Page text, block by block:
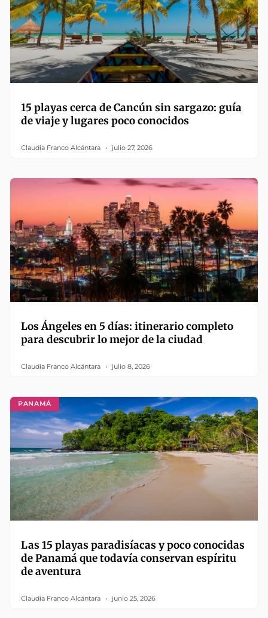
15 playas cerca de Cancún sin sargazo: guía
de viaje y lugares poco conocidos
Claudia Franco Alcántara julio 27, 2026
Los Ángeles en 5 días: itinerario completo
para descubrir lo mejor de la ciudad
Claudia Franco Alcántara julio 8, 2026
PANAMÁ
Las 15 playas paradisíacas y poco conocidas
de Panamá que todavía conservan espíritu
de aventura
Claudia Franco Alcántara junio 25, 2026